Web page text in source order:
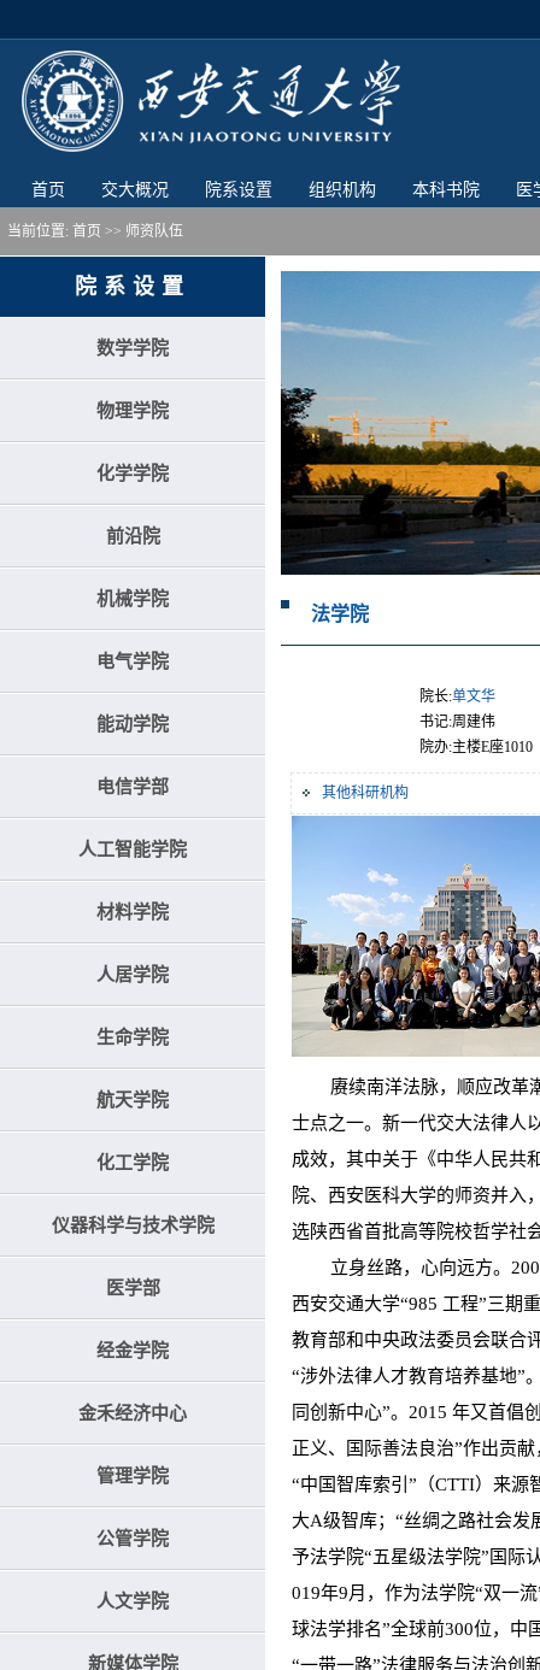
首页 交大概况 院系设置 组织机构 本科书院 医
当前位置: 首页 >> 师资队伍
院系设置
数学学院
物理学院
化学学院
前沿院
机械学院
电气学院
能动学院
电信学部
人工智能学院
材料学院
人居学院
生命学院
航天学院
化工学院
仪器科学与技术学院
医学部
经金学院
金禾经济中心
管理学院
公管学院
人文学院
新媒体学院
法学院
院长:单文华
书记:周建伟
院办:主楼E座1010
其他科研机构
赓续南洋法脉，顺应改革潮
士点之一。新一代交大法律人
成效，其中关于《中华人民共
院、西安医科大学的师资并入
选陕西省首批高等院校哲学社
立身丝路，心向远方。2008
西安交通大学“985 工程”三期
教育部和中央政法委员会联合
“涉外法律人才教育培养基地”
同创新中心”。2015 年又首倡
正义、国际善法良治”作出贡
“中国智库索引”（CTTI）来源
大A级智库；“丝绸之路社会发
予法学院“五星级法学院”国际
019年9月，作为法学院“双一
球法学排名”全球前300位，中
“一带一路”法律服务与法治创